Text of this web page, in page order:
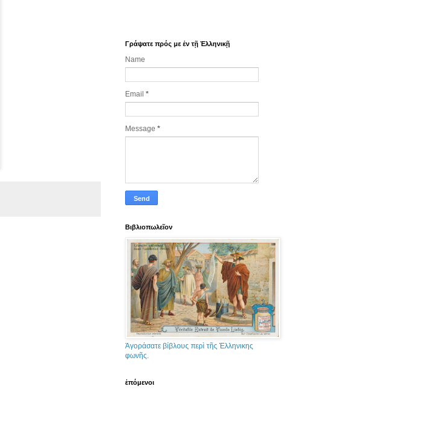
Γράψατε πρός με ἐν τῇ Ἑλληνικῇ
Name
Email *
Message *
Βιβλιοπωλεῖον
Ἀγοράσατε βίβλους περὶ τῆς Ἑλληνικης
φωνῆς.
ἑπόμενοι